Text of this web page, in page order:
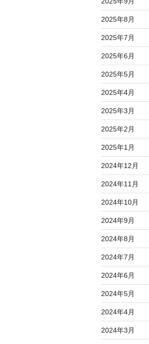
2025年8月
2025年7月
2025年6月
2025年5月
2025年4月
2025年3月
2025年2月
2025年1月
2024年12月
2024年11月
2024年10月
2024年9月
2024年8月
2024年7月
2024年6月
2024年5月
2024年4月
2024年3月